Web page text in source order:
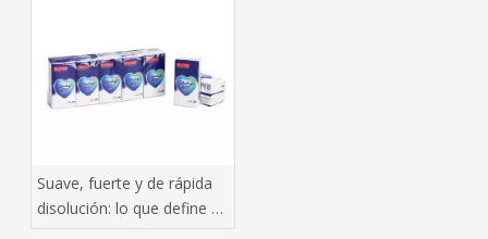
Suave, fuerte y de rápida
disolución: lo que define a